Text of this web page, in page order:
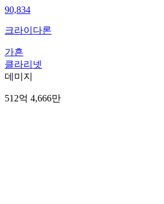
90,834
크라이다론
가흔
클라리넷
데미지
512억 4,666만